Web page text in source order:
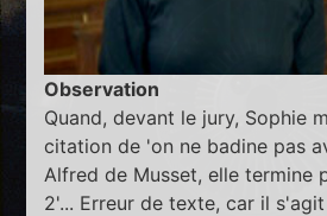
Observation
Quand, devant le jury, Sophie
citation de 'on ne badine pas
Alfred de Musset, elle termine
2'... Erreur de texte, car il